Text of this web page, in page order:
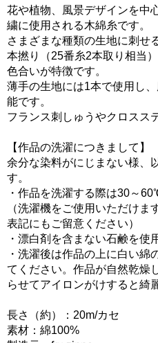
花や植物、風景デザインを中
繍に使用される木綿糸です。
さまざまな種類の生地に刺せ
本撚り（25番糸2本取り相当
色合いが特徴です。
薄手の生地には1本で使用し
能です。
フランス刺しゅうやクロスス
【作品の洗濯につきまして】
余分な染料がにじまない様、
す。
・作品を洗濯する際は30～
（洗濯機をご使用いただけ
表記にもご留意ください）
・漂白剤を含まない石鹸を使
・洗濯後は作品の上に白い綿
てください。作品が自然乾燥
らせてアイロンがけすると綺
長さ（約）：20m/カセ
素材：綿100%